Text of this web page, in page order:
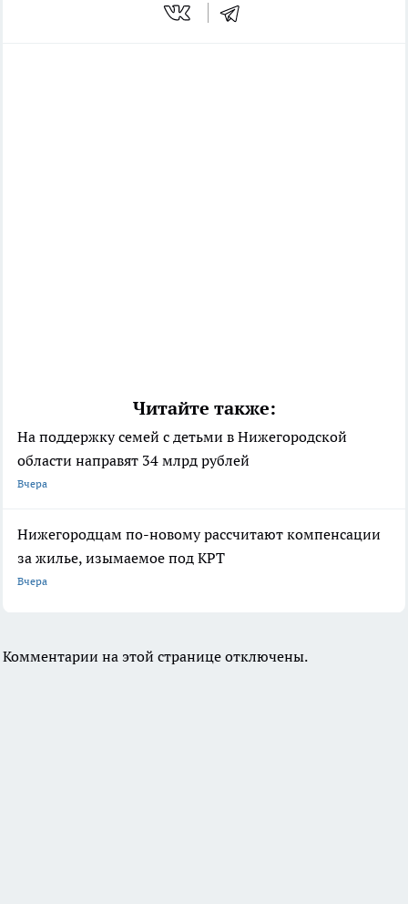
Читайте также:
На поддержку семей с детьми в Нижегородской
области направят 34 млрд рублей
Вчера
Нижегородцам по-новому рассчитают компенсации
за жилье, изымаемое под КРТ
Вчера
Комментарии на этой странице отключены.